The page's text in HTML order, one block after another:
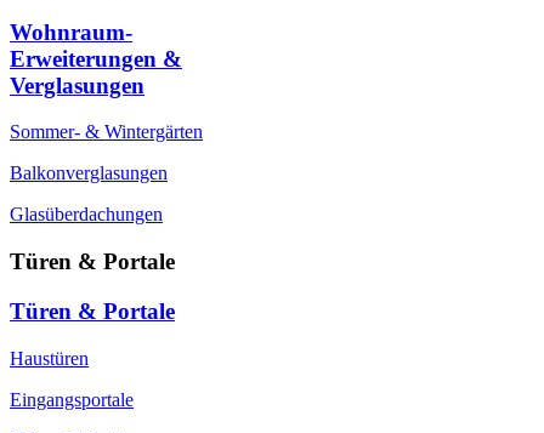
Wohnraum-
Erweiterungen &
Verglasungen
Sommer- & Wintergärten
Balkonverglasungen
Glasüberdachungen
Türen & Portale
Türen & Portale
Haustüren
Eingangsportale